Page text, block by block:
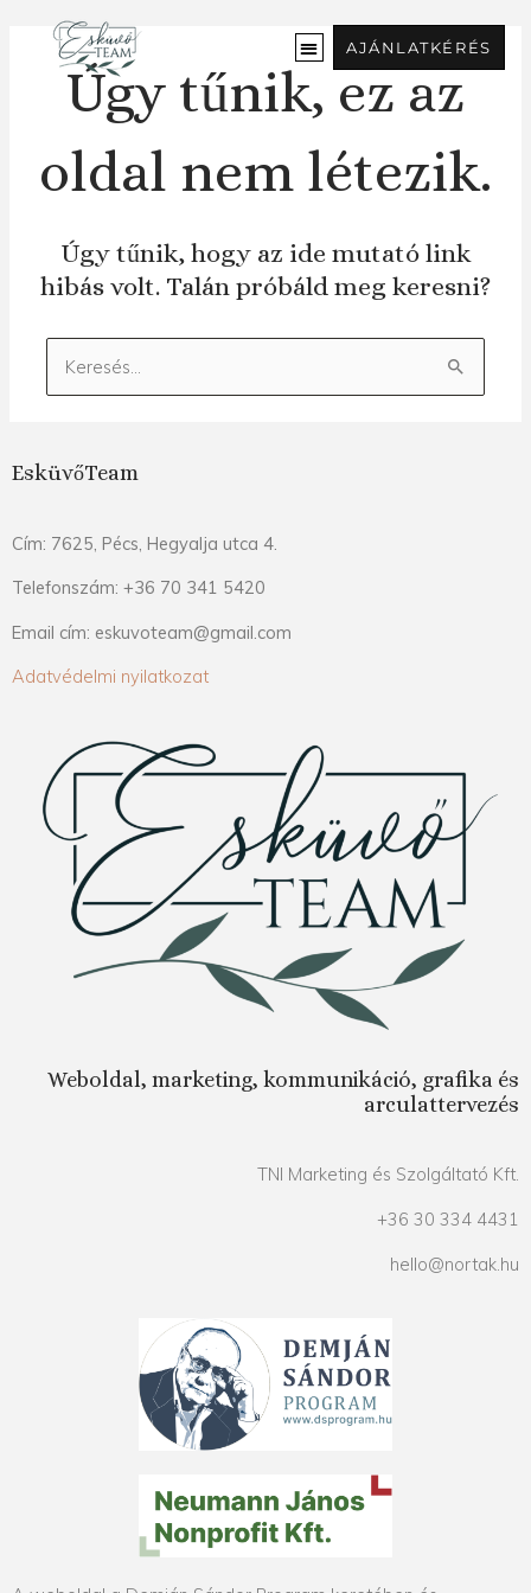
tartalomra
AJÁNLATKÉRÉS
Úgy tűnik, ez az
oldal nem létezik.
Úgy tűnik, hogy az ide mutató link
hibás volt. Talán próbáld meg keresni?
Keresés:
EsküvőTeam
Cím: 7625, Pécs, Hegyalja utca 4.
Telefonszám: +36 70 341 5420
Email cím: eskuvoteam@gmail.com
Adatvédelmi nyilatkozat
Weboldal, marketing, kommunikáció, grafika és
arculattervezés
TNI Marketing és Szolgáltató Kft.
+36 30 334 4431
hello@nortak.hu